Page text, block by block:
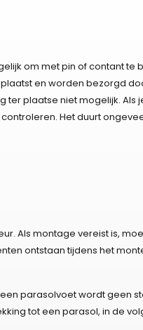
om met pin of contant te
en worden bezorgd
plaatse niet mogelijk. Als
Het duurt
Als montage vereist is,
ontstaan tijdens het
parasolvoet wordt geen
tot een parasol, in de